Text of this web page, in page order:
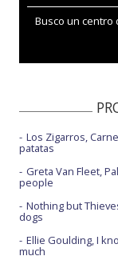
Busco un
Los Zigarros,
patatas
Greta Van Fleet,
people
Nothing but
dogs
Ellie Goulding, I
much